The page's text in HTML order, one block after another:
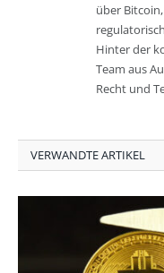
über
Hinter der
Team aus
Recht und
VERWANDTE ARTIKEL